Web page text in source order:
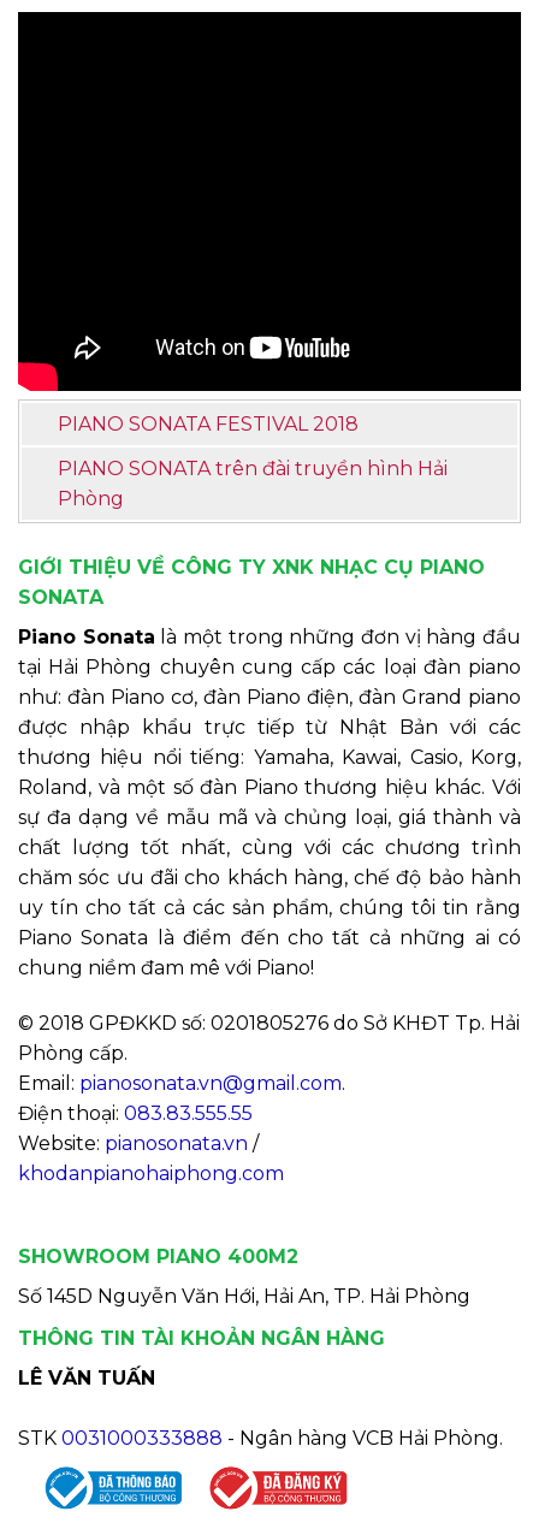
PIANO SONATA FESTIVAL 2018
PIANO SONATA trên đài truyền hình Hải
Phòng
GIỚI THIỆU VỀ CÔNG TY XNK NHẠC CỤ PIANO
SONATA
Piano Sonata là một trong những đơn vị hàng đầu
tại Hải Phòng chuyên cung cấp các loại đàn piano
như: đàn Piano cơ, đàn Piano điện, đàn Grand piano
được nhập khẩu trực tiếp từ Nhật Bản với các
thương hiệu nổi tiếng: Yamaha, Kawai, Casio, Korg,
Roland, và một số đàn Piano thương hiệu khác. Với
sự đa dạng về mẫu mã và chủng loại, giá thành và
chất lượng tốt nhất, cùng với các chương trình
chăm sóc ưu đãi cho khách hàng, chế độ bảo hành
uy tín cho tất cả các sản phẩm, chúng tôi tin rằng
Piano Sonata là điểm đến cho tất cả những ai có
chung niềm đam mê với Piano!
© 2018 GPĐKKD số: 0201805276 do Sở KHĐT Tp. Hải
Phòng cấp.
Email: pianosonata.vn@gmail.com.
Điện thoại: 083.83.555.55
Website: pianosonata.vn /
khodanpianohaiphong.com
SHOWROOM PIANO 400M2
Số 145D Nguyễn Văn Hới, Hải An, TP. Hải Phòng
THÔNG TIN TÀI KHOẢN NGÂN HÀNG
LÊ VĂN TUẤN
STK 0031000333888 - Ngân hàng VCB Hải Phòng.